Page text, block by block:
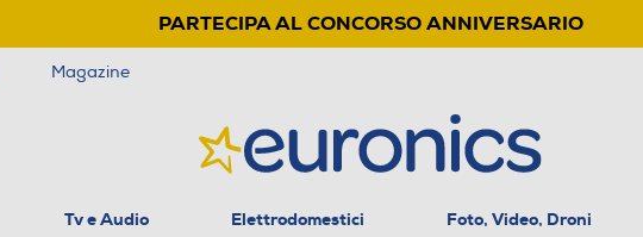
PARTECIPA AL CONCORSO ANNIVERSARIO
Magazine
Tv e Audio Elettrodomestici Foto, Video, Droni